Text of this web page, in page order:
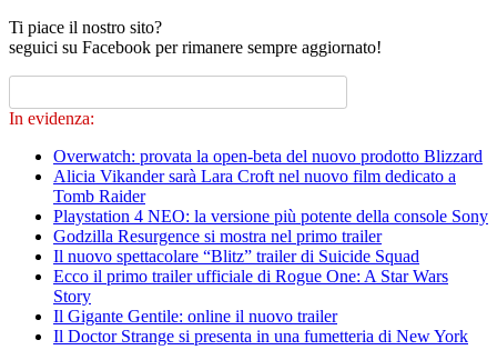
Ti piace il nostro sito?
seguici su Facebook per rimanere sempre aggiornato!
In evidenza:
Overwatch: provata la open-beta del nuovo prodotto Blizzard
Alicia Vikander sarà Lara Croft nel nuovo film dedicato a
Tomb Raider
Playstation 4 NEO: la versione più potente della console Sony
Godzilla Resurgence si mostra nel primo trailer
Il nuovo spettacolare “Blitz” trailer di Suicide Squad
Ecco il primo trailer ufficiale di Rogue One: A Star Wars
Story
Il Gigante Gentile: online il nuovo trailer
Il Doctor Strange si presenta in una fumetteria di New York